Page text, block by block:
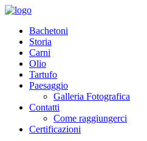
Bachetoni
Storia
Carni
Olio
Tartufo
Paesaggio
Galleria Fotografica
Contatti
Come raggiungerci
Certificazioni